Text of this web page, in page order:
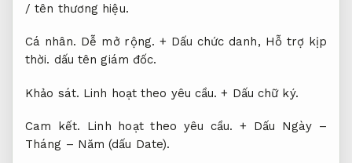
/ tên thương hiệu.
Cá nhân. Dễ mở rộng. + Dấu chức danh, Hỗ trợ kịp
thời. dấu tên giám đốc.
Khảo sát. Linh hoạt theo yêu cầu. + Dấu chữ ký.
Cam kết. Linh hoạt theo yêu cầu. + Dấu Ngày –
Tháng – Năm (dấu Date).